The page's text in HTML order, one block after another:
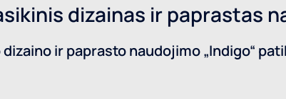
dizainas ir paprastas
ir paprasto naudojimo „Indigo“